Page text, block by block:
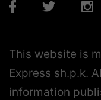
This website is
Express sh.p.k.
information